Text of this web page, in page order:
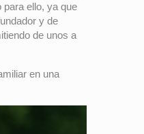
ello, ya que
y de
de unos a
en una